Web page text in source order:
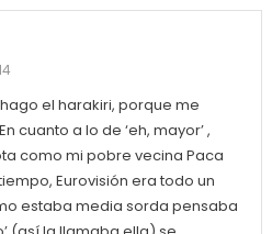
el harakiri, porque me
cuanto a lo de ‘eh, mayor’ ,
como mi pobre vecina Paca
Eurovisión era todo un
estaba media sorda pensaba